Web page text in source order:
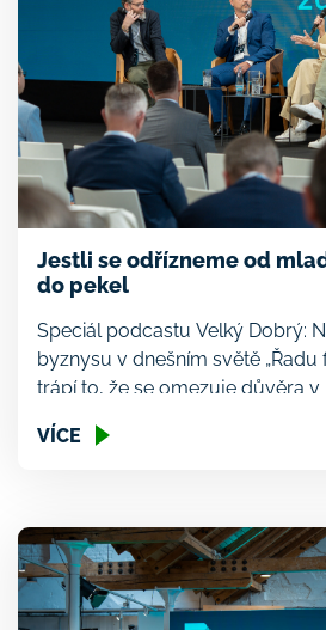
Jestli se odřízneme od
do pekel
Speciál podcastu Velký Dobrý:
byznysu v dnešním světě
trápí to, že se omezuje důvěra
musíme přijít na to, jak tyto
VÍCE